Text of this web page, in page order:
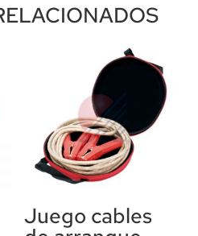
Juego cables